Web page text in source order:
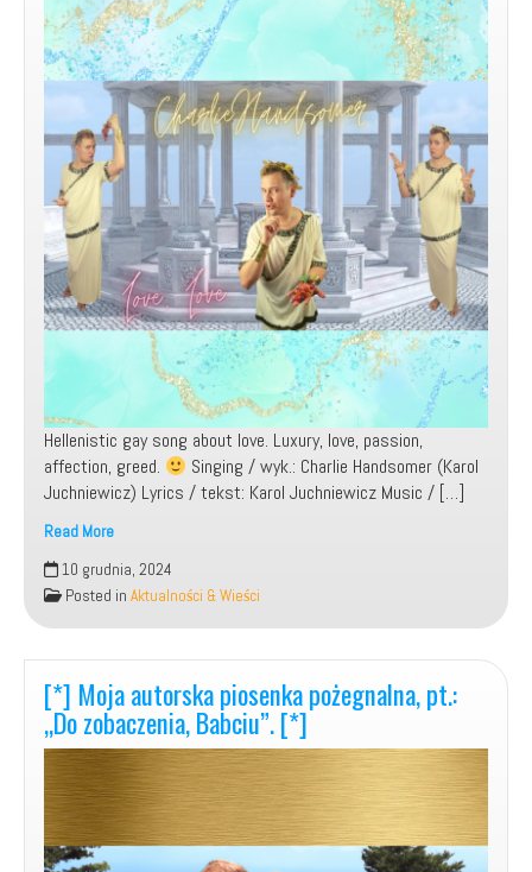
Hellenistic gay song about love. Luxury, love, passion,
affection, greed.
Singing / wyk.: Charlie Handsomer (Karol
Juchniewicz) Lyrics / tekst: Karol Juchniewicz Music / […]
Read More
Moja
autorska
piosenka
w
j.
angielskim
–
„Love,
10 grudnia, 2024
Posted in Aktualności & Wieści
[*] Moja autorska piosenka pożegnalna, pt.:
„Do zobaczenia, Babciu”. [*]